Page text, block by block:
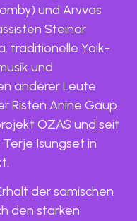
und Arvvas
Steinar
traditionelle Yoik-
und
anderer Leute.
Risten Anine Gaup
OZAS und seit
Isungset in
der samischen
den starken